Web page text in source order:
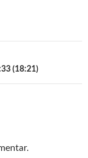
(18:21)